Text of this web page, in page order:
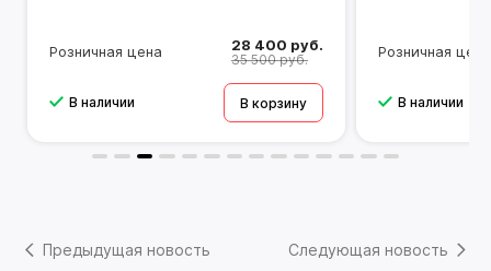
Розничная цена 28 400 руб.
35 500 руб.
В наличии В корзину
Розничная цена
В наличии
Предыдущая новость Следующая новость